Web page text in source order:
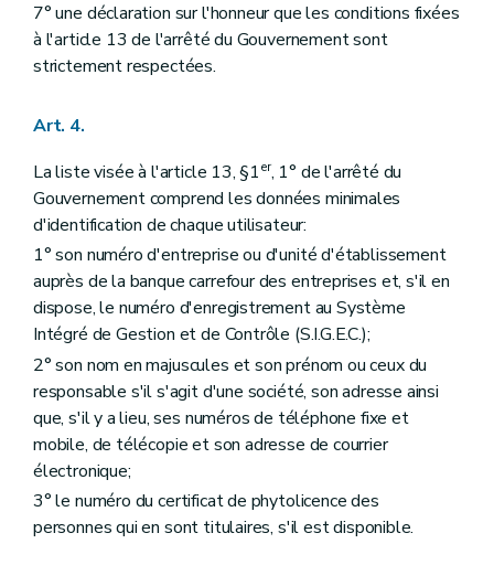
7° une déclaration sur l'honneur que les conditions fixées
à l'article 13 de l'arrêté du Gouvernement sont
strictement respectées.
Art. 4.
La liste visée à l'article 13, §1er, 1° de l'arrêté du
Gouvernement comprend les données minimales
d'identification de chaque utilisateur:
1° son numéro d'entreprise ou d'unité d'établissement
auprès de la banque carrefour des entreprises et, s'il en
dispose, le numéro d'enregistrement au Système
Intégré de Gestion et de Contrôle (S.I.G.E.C.);
2° son nom en majuscules et son prénom ou ceux du
responsable s'il s'agit d'une société, son adresse ainsi
que, s'il y a lieu, ses numéros de téléphone fixe et
mobile, de télécopie et son adresse de courrier
électronique;
3° le numéro du certificat de phytolicence des
personnes qui en sont titulaires, s'il est disponible.